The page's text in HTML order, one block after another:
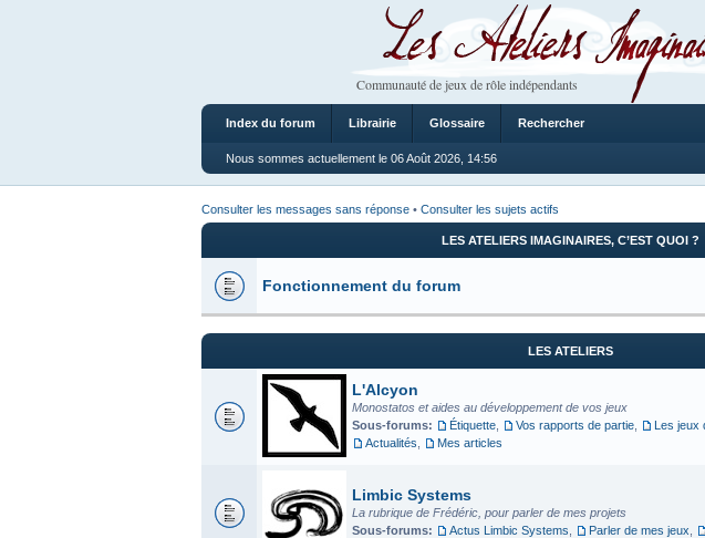
Les Ateliers Imaginaires
Communauté de jeux de rôle indépendants
Index du forum Librairie Glossaire Rechercher
Nous sommes actuellement le 06 Août 2026, 14:56
Consulter les messages sans réponse • Consulter les sujets actifs
LES ATELIERS IMAGINAIRES, C’EST QUOI ?
Fonctionnement du forum
LES ATELIERS
L'Alcyon
Monostatos et aides au développement de vos jeux
Sous-forums:
Étiquette Vos rapports de partie Les jeux
Actualités
Mes articles
Limbic Systems
La rubrique de Frédéric, pour parler de mes projets
Sous-forums:
Actus Limbic Systems Parler de mes jeux